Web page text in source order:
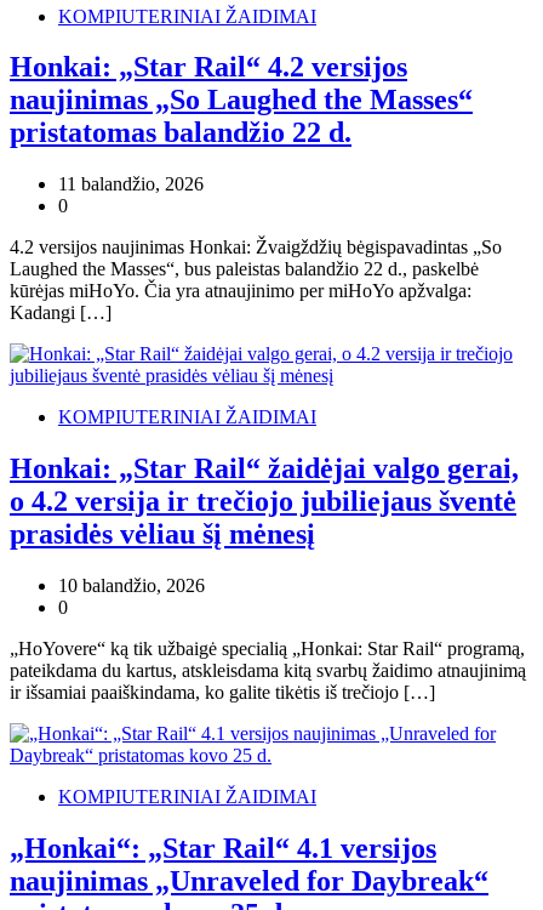
KOMPIUTERINIAI ŽAIDIMAI
Honkai: „Star Rail“ 4.2 versijos
naujinimas „So Laughed the Masses“
pristatomas balandžio 22 d.
11 balandžio, 2026
0
4.2 versijos naujinimas Honkai: Žvaigždžių bėgispavadintas „So
Laughed the Masses“, bus paleistas balandžio 22 d., paskelbė
kūrėjas miHoYo. Čia yra atnaujinimo per miHoYo apžvalga:
Kadangi […]
KOMPIUTERINIAI ŽAIDIMAI
Honkai: „Star Rail“ žaidėjai valgo gerai,
o 4.2 versija ir trečiojo jubiliejaus šventė
prasidės vėliau šį mėnesį
10 balandžio, 2026
0
„HoYovere“ ką tik užbaigė specialią „Honkai: Star Rail“ programą,
pateikdama du kartus, atskleisdama kitą svarbų žaidimo atnaujinimą
ir išsamiai paaiškindama, ko galite tikėtis iš trečiojo […]
KOMPIUTERINIAI ŽAIDIMAI
„Honkai“: „Star Rail“ 4.1 versijos
naujinimas „Unraveled for Daybreak“